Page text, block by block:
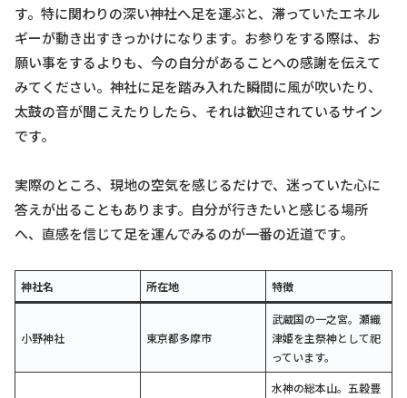
す。特に関わりの深い神社へ足を運ぶと、滞っていたエネル
ギーが動き出すきっかけになります。お参りをする際は、お
願い事をするよりも、今の自分があることへの感謝を伝えて
みてください。神社に足を踏み入れた瞬間に風が吹いたり、
太鼓の音が聞こえたりしたら、それは歓迎されているサイン
です。
実際のところ、現地の空気を感じるだけで、迷っていた心に
答えが出ることもあります。自分が行きたいと感じる場所
へ、直感を信じて足を運んでみるのが一番の近道です。
神社名 所在地 特徴
小野神社 東京都多摩市
武蔵国の一之宮。瀬織
津姫を主祭神として祀
っています。
水神の総本山。五穀豊